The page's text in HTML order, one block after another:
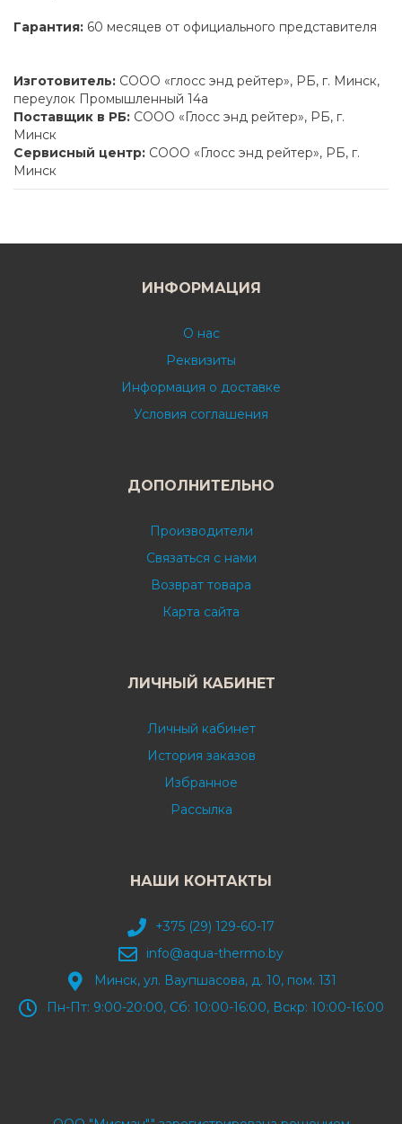
Гарантия: 60 месяцев от официального представителя
Изготовитель: СООО «глосс энд рейтер», РБ, г. Минск,
переулок Промышленный 14а
Поставщик в РБ: СООО «Глосс энд рейтер», РБ, г.
Минск
Сервисный центр: СООО «Глосс энд рейтер», РБ, г.
Минск
ИНФОРМАЦИЯ
О нас
Реквизиты
Информация о доставке
Условия соглашения
ДОПОЛНИТЕЛЬНО
Производители
Связаться с нами
Возврат товара
Карта сайта
ЛИЧНЫЙ КАБИНЕТ
Личный кабинет
История заказов
Избранное
Рассылка
НАШИ КОНТАКТЫ
+375 (29) 129-60-17
info@aqua-thermo.by
Минск, ул. Ваупшасова, д. 10, пом. 131
Пн-Пт: 9:00-20:00, Сб: 10:00-16:00, Вскр: 10:00-16:00